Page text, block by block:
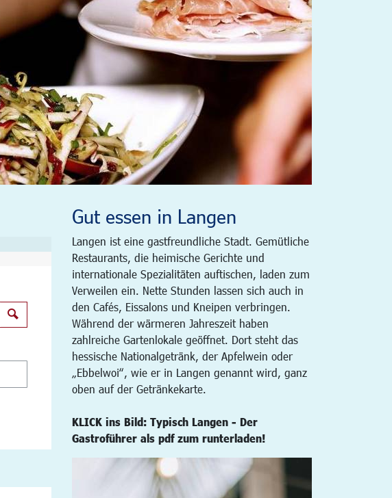
Gut essen in Langen
Langen ist eine gastfreundliche Stadt. Gemütliche
Restaurants, die heimische Gerichte und
internationale Spezialitäten auftischen, laden zum
Verweilen ein. Nette Stunden lassen sich auch in
den Cafés, Eissalons und Kneipen verbringen.
Während der wärmeren Jahreszeit haben
zahlreiche Gartenlokale geöffnet. Dort steht das
hessische Nationalgetränk, der Apfelwein oder
„Ebbelwoi“, wie er in Langen genannt wird, ganz
oben auf der Getränkekarte.
KLICK ins Bild: Typisch Langen - Der
Gastroführer als pdf zum runterladen!